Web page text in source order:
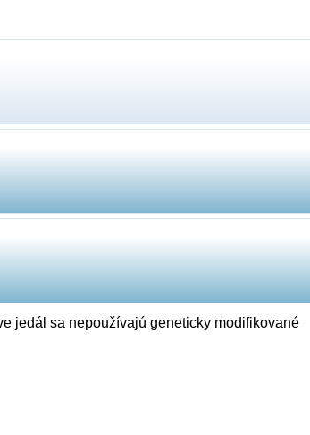
jedál sa nepoužívajú geneticky modifikované